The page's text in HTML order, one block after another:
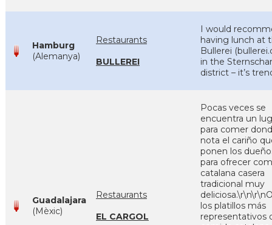
Hamburg
(Alemanya)
Restaurants
BULLEREI
I would
having lunch at
Bullerei
in the
district – it’s
Guadalajara
(Mèxic)
Restaurants
EL CARGOL
Pocas veces se
encuentra un
para comer
nota el cariño
ponen los
para ofrecer
catalana casera
tradicional muy
los platillos más
representativos